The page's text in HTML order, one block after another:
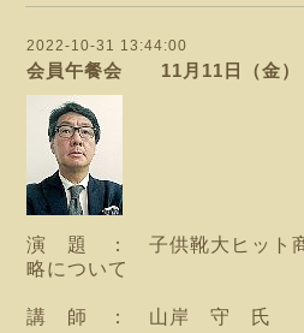
2022-10-31 13:44:00
会員午餐会 11月11日（金
演 題 ： 子供靴大ヒット商
略について
講 師 ： 山岸 守 氏